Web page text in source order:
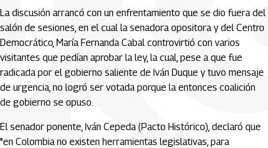
La discusión arrancó con un enfrentamiento que se dio fuera del
salón de sesiones, en el cual la senadora opositora y del Centro
Democrático, María Fernanda Cabal controvirtió con varios
visitantes que pedían aprobar la ley, la cual, pese a que fue
radicada por el gobierno saliente de Iván Duque y tuvo mensaje
de urgencia, no logró ser votada porque la entonces coalición
de gobierno se opuso.
El senador ponente, Iván Cepeda (Pacto Histórico), declaró que
"en Colombia no existen herramientas legislativas, para